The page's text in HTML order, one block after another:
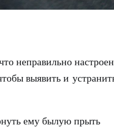
неправильно
выявить и
ему былую прыть